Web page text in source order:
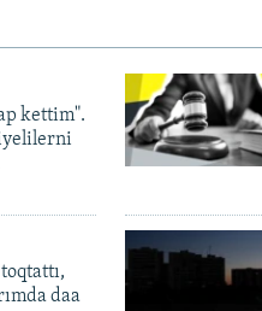
kettim".
daa